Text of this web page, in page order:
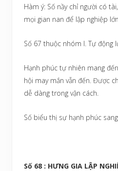
Hàm ý: Số nầy chỉ người có
mọi gian nan để lập nghiệp lớn.
Số 67 thuộc nhóm I. Tự động
Hạnh phúc tự nhiên mang
hội may mắn vẫn đến. Được
dễ dàng trong vận cách.
Số biểu thị sự hạnh phúc sang
Số 68 : HƯNG GIA LẬP